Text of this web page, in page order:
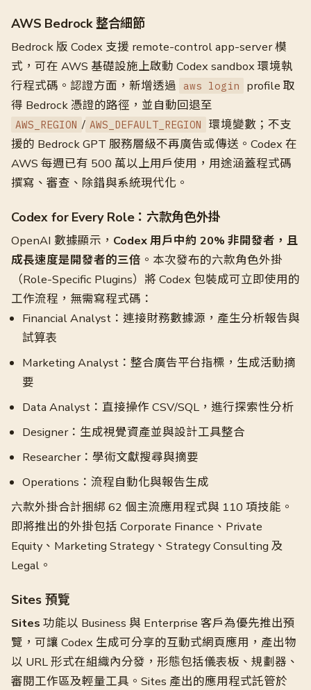
AWS Bedrock 整合細節
Bedrock 版 Codex 支援 remote-control app-server 模
式，可在 AWS 基礎設施上啟動 Codex sandbox 環境執
行程式碼。認證方面，新增透過 aws login
profile 取
得 Bedrock 憑證的路徑，並自動回退至
AWS_REGION / AWS_DEFAULT_REGION
環境變數；不支
援的 Bedrock GPT 服務層級不再廣告或傳送。Codex 在
AWS 每週已有 500 萬以上用戶使用，用途涵蓋程式碼
撰寫、審查、除錯與系統現代化。
Codex for Every Role：六款角色外掛
OpenAI 數據顯示， Codex 用戶中約 20% 非開發者，且
成長速度是開發者的三倍 。本次發布的六款角色外掛
（Role-Specific Plugins）將 Codex 包裝成可立即使用的
工作流程，無需寫程式碼：
Financial Analyst：連接財務數據源，產生分析報告與
試算表
Marketing Analyst：整合廣告平台指標，生成活動摘
要
Data Analyst：直接操作 CSV/SQL，進行探索性分析
Designer：生成視覺資產並與設計工具整合
Researcher：學術文獻搜尋與摘要
Operations：流程自動化與報告生成
六款外掛合計捆綁 62 個主流應用程式與 110 項技能。
即將推出的外掛包括 Corporate Finance、Private
Equity、Marketing Strategy、Strategy Consulting 及
Legal。
Sites 預覽
Sites 功能以 Business 與 Enterprise 客戶為優先推出預
覽，可讓 Codex 生成可分享的互動式網頁應用，產出物
以 URL 形式在組織內分發，形態包括儀表板、規劃器、
審閱工作區及輕量工具。Sites 產出的應用程式託管於